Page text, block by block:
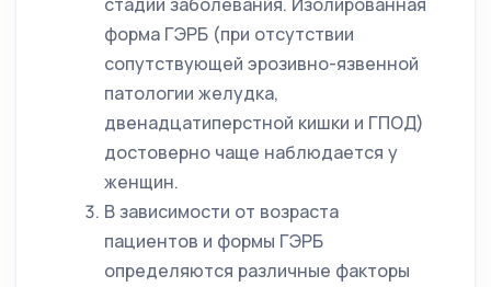
форма ГЭРБ (при отсутствии
сопутствующей эрозивно-язвенной
патологии желудка,
двенадцатиперстной кишки и ГПОД)
достоверно чаще наблюдается у
женщин.
В зависимости от возраста
пациентов и формы ГЭРБ
определяются различные факторы